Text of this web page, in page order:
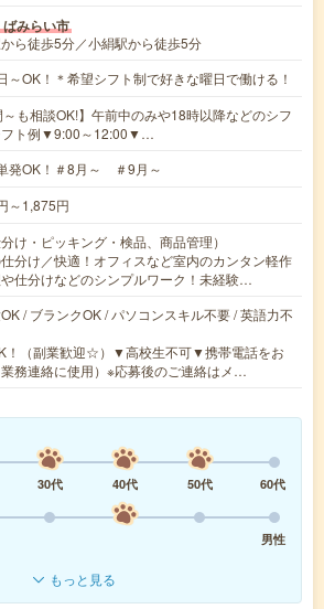
みらい市
ら徒歩5分／小絹駅から徒歩5分
～OK！＊希望シフト制で好きな曜日で働ける！
～も相談OK!】午前中のみや18時以降などのシフ
フト例▼9:00～12:00▼…
発OK！＃8月～ ＃9月～
～1,875円
け・ピッキング・検品、商品管理）
分け／快適！オフィスなど室内のカンタン軽作
仕分けなどのシンプルワーク！未経験…
/ ブランクOK / パソコンスキル不要 / 英語力不
！（副業歓迎☆）▼高校生不可▼携帯電話をお
務連絡に使用）※応募後のご連絡はメ…
30代 40代 50代
60代
男性
もっと見る